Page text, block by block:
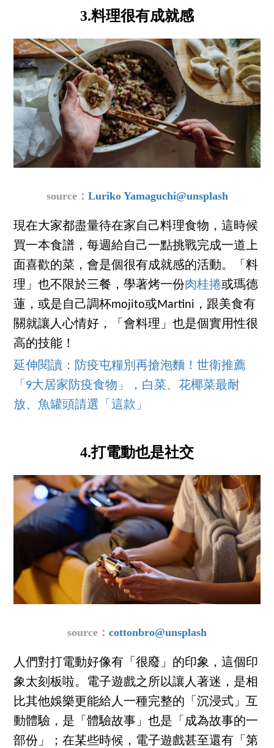
3.料理很有成就感
source： Luriko Yamaguchi@unsplash
現在大家都盡量待在家自己料理食物，這時候
買一本食譜，每週給自己一點挑戰完成一道上
面喜歡的菜，會是個很有成就感的活動。「料
理」也不限於三餐，學著烤一份肉桂捲或瑪德
蓮，或是自己調杯mojito或Martini，跟美食有
關就讓人心情好，「會料理」也是個實用性很
高的技能！
延伸閱讀：防疫屯糧別再搶泡麵！世衛推薦
「9大居家防疫食物」，白菜、花椰菜最耐
放、魚罐頭請選「這款」
4.打電動也是社交
source： cottonbro@unsplash
人們對打電動好像有「很廢」的印象，這個印
象太刻板啦。電子遊戲之所以讓人著迷，是相
比其他娛樂更能給人一種完整的「沉浸式」互
動體驗，是「體驗故事」也是「成為故事的一
部份」；在某些時候，電子遊戲甚至還有「第